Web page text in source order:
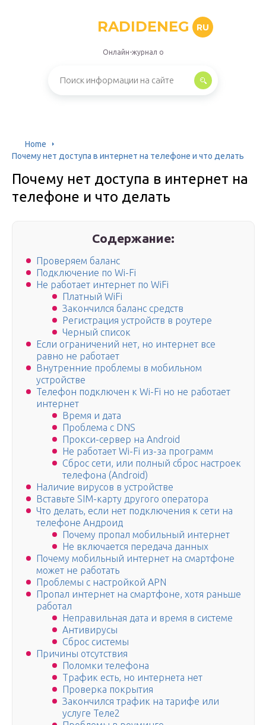
RADIDENEG RU
Онлайн-журнал о
Home
Почему нет доступа в интернет на телефоне и что делать
Почему нет доступа в интернет на
телефоне и что делать
Содержание:
Проверяем баланс
Подключение по Wi-Fi
Не работает интернет по WiFi
Платный WiFi
Закончился баланс средств
Регистрация устройств в роутере
Черный список
Если ограничений нет, но интернет все
равно не работает
Внутренние проблемы в мобильном
устройстве
Телефон подключен к Wi-Fi но не работает
интернет
Время и дата
Проблема с DNS
Прокси-сервер на Android
Не работает Wi-Fi из-за программ
Сброс сети, или полный сброс настроек
телефона (Android)
Наличие вирусов в устройстве
Вставьте SIM-карту другого оператора
Что делать, если нет подключения к сети на
телефоне Андроид
Почему пропал мобильный интернет
Не включается передача данных
Почему мобильный интернет на смартфоне
может не работать
Проблемы с настройкой APN
Пропал интернет на смартфоне, хотя раньше
работал
Неправильная дата и время в системе
Антивирусы
Сброс системы
Причины отсутствия
Поломки телефона
Трафик есть, но интернета нет
Проверка покрытия
Закончился трафик на тарифе или
услуге Теле2